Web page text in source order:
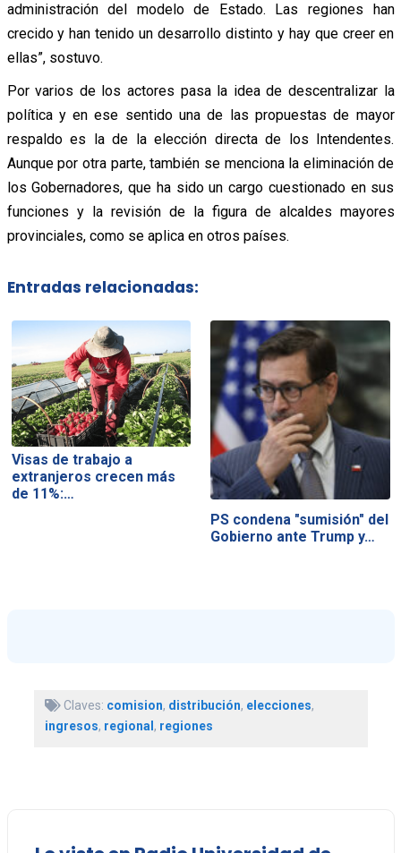
administración del modelo de Estado. Las regiones han
crecido y han tenido un desarrollo distinto y hay que creer en
ellas”, sostuvo.
Por varios de los actores pasa la idea de descentralizar la
política y en ese sentido una de las propuestas de mayor
respaldo es la de la elección directa de los Intendentes.
Aunque por otra parte, también se menciona la eliminación de
los Gobernadores, que ha sido un cargo cuestionado en sus
funciones y la revisión de la figura de alcaldes mayores
provinciales, como se aplica en otros países.
Entradas relacionadas:
Visas de trabajo a
extranjeros crecen más
de 11%:…
PS condena "sumisión" del
Gobierno ante Trump y…
Claves: comision, distribución, elecciones,
ingresos, regional , regiones